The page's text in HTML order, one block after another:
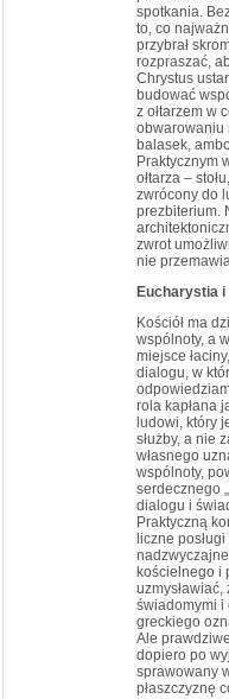
spotkania.
to, co
przybrał
rozpraszać,
Chrystus
budować
z ołtarzem w
obwarowaniu
balasek,
Praktycznym
ołtarza –
zwrócony do
prezbiterium.
zwrot
nie
Eucharystia i
Kościół ma
wspólnoty, a
miejsce
dialogu, w
rola kapłana
ludowi, który
służby, a nie
własnego
wspólnoty,
serdecznego
dialogu i
Praktyczną
liczne
kościelnego i
świadomymi i
greckiego
Ale
dopiero po
sprawowany
płaszczyznę